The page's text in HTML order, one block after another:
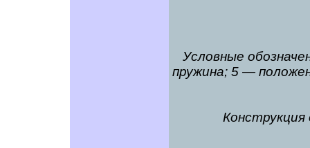
Условные
пружина; 5 —